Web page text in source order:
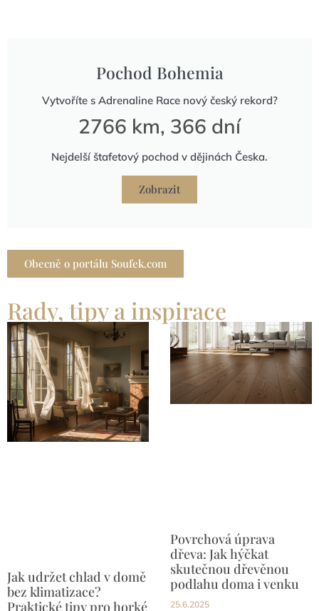
Pochod Bohemia
Vytvoříte s Adrenaline Race nový český rekord?
2766 km, 366 dní
Nejdelší štafetový pochod v dějinách Česka.
Zobrazit
Obecně o portálu Soufek.com
Rady, tipy a inspirace
Jak udržet chlad v domě
bez klimatizace?
Praktické tipy pro horké
Povrchová úprava
dřeva: Jak hýčkat
skutečnou dřevěnou
podlahu doma i venku
25.6.2025